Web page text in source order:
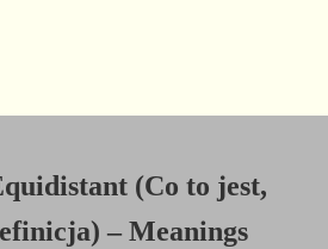
(Co to jest,
– Meanings